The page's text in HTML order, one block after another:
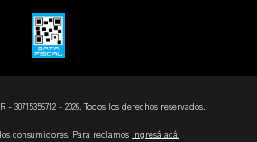
- 2026. Todos los derechos reservados.
consumidores. Para reclamos ingresá acá.